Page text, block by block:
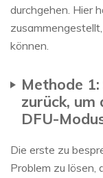
durchgehen. Hier
können.
Methode
zurück, um
DFU-
Die erste zu
Problem zu lösen,